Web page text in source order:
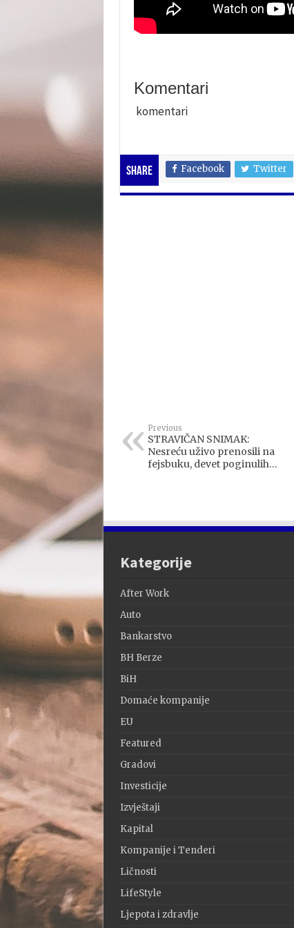
Komentari
komentari
Share Facebook Twitter
Previous
STRAVIČAN SNIMAK:
Nesreću uživo prenosili na
fejsbuku, devet poginulih…
Kategorije
After Work
Auto
Bankarstvo
BH Berze
BiH
Domaće kompanije
EU
Featured
Gradovi
Investicije
Izvještaji
Kapital
Kompanije i Tenderi
Ličnosti
LifeStyle
Ljepota i zdravlje